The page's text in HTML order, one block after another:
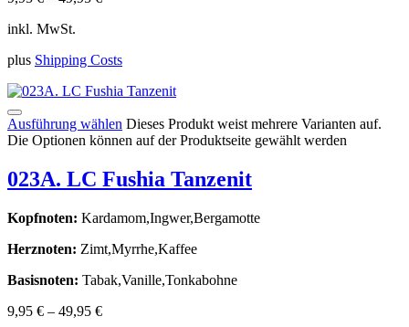
inkl. MwSt.
plus Shipping Costs
Ausführung wählen Dieses Produkt weist mehrere Varianten auf.
Die Optionen können auf der Produktseite gewählt werden
023A. LC Fushia Tanzenit
Kopfnoten: Kardamom,Ingwer,Bergamotte
Herznoten: Zimt,Myrrhe,Kaffee
Basisnoten: Tabak,Vanille,Tonkabohne
9,95 € – 49,95 €